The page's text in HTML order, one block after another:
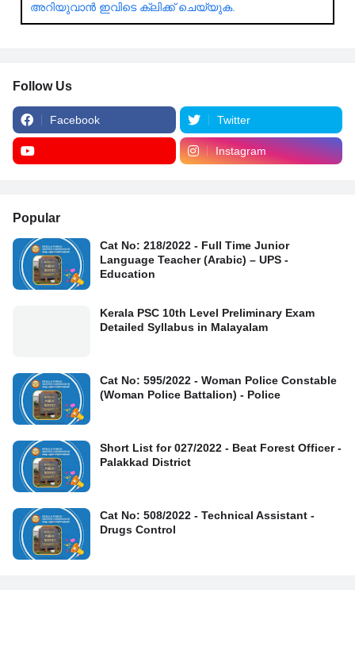
അറിയുവാൻ ഇവിടെ ക്ലിക്ക് ചെയ്യുക.
Follow Us
Facebook Twitter
Instagram
Popular
Cat No: 218/2022 - Full Time Junior
Language Teacher (Arabic) – UPS -
Education
Kerala PSC 10th Level Preliminary Exam
Detailed Syllabus in Malayalam
Cat No: 595/2022 - Woman Police Constable
(Woman Police Battalion) - Police
Short List for 027/2022 - Beat Forest Officer -
Palakkad District
Cat No: 508/2022 - Technical Assistant -
Drugs Control